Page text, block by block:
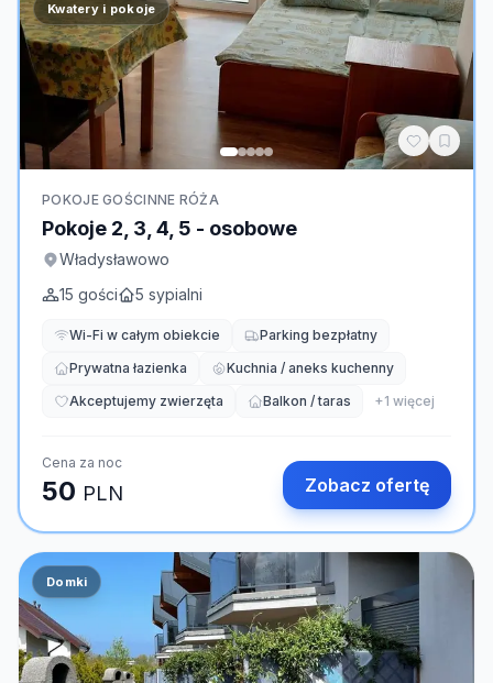
Kwatery i pokoje
POKOJE GOŚCINNE RÓŻA
Pokoje 2, 3, 4, 5 - osobowe
Władysławowo
15 gości 5 sypialni
Wi-Fi w całym obiekcie
Parking bezpłatny
Prywatna łazienka
Kuchnia / aneks kuchenny
Akceptujemy zwierzęta
Balkon / taras +1 więcej
Cena za noc
50 PLN Zobacz ofertę
Domki